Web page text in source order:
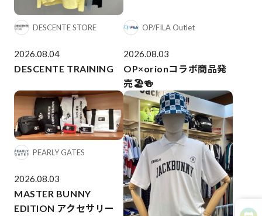
DESCENTE STORE
2026.08.04
DESCENTE TRAINING
OP/FILA Outlet
2026.08.03
OP×orionコラボ商品発
売🏖️🍻
PEARLY GATES
2026.08.03
MASTER BUNNY
EDITION アクセサリー